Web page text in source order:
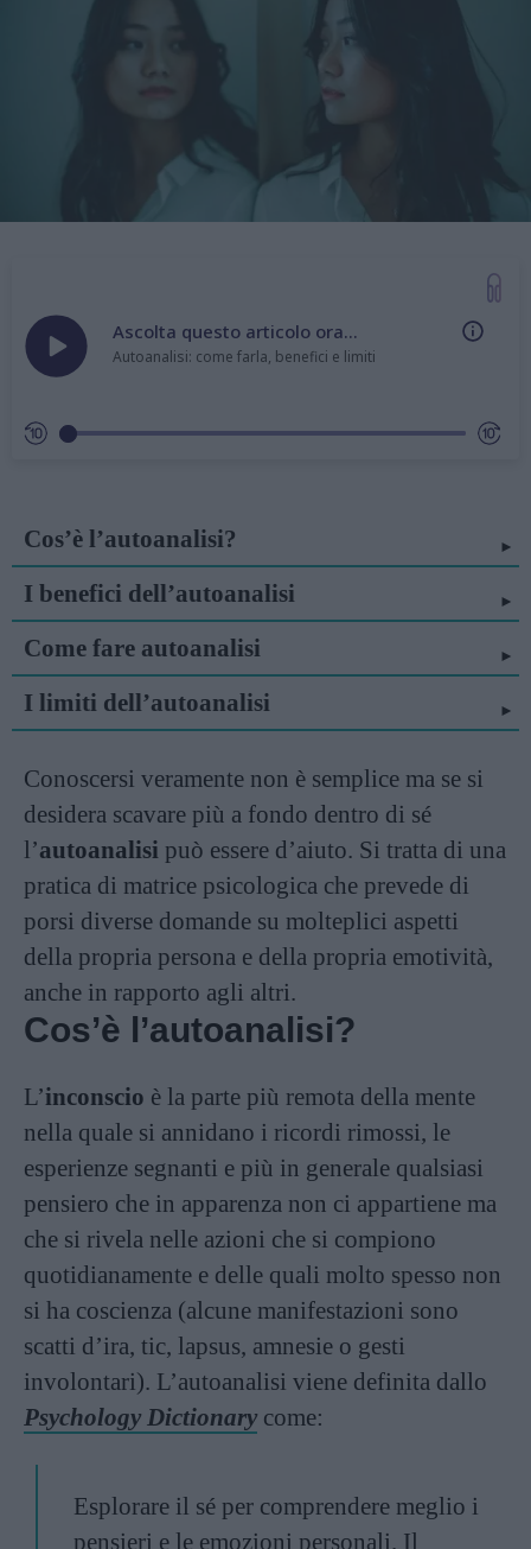
Ascolta questo articolo ora...
Autoanalisi: come farla, benefici e limiti
Cos’è l’autoanalisi?
I benefici dell’autoanalisi
Come fare autoanalisi
I limiti dell’autoanalisi
Conoscersi veramente non è semplice ma se si
desidera scavare più a fondo dentro di sé
l’autoanalisi può essere d’aiuto. Si tratta di una
pratica di matrice psicologica che prevede di
porsi diverse domande su molteplici aspetti
della propria persona e della propria emotività,
anche in rapporto agli altri.
Cos’è l’autoanalisi?
L’inconscio è la parte più remota della mente
nella quale si annidano i ricordi rimossi, le
esperienze segnanti e più in generale qualsiasi
pensiero che in apparenza non ci appartiene ma
che si rivela nelle azioni che si compiono
quotidianamente e delle quali molto spesso non
si ha coscienza (alcune manifestazioni sono
scatti d’ira, tic, lapsus, amnesie o gesti
involontari). L’autoanalisi viene definita dallo
Psychology Dictionary come:
Esplorare il sé per comprendere meglio i
pensieri e le emozioni personali. Il